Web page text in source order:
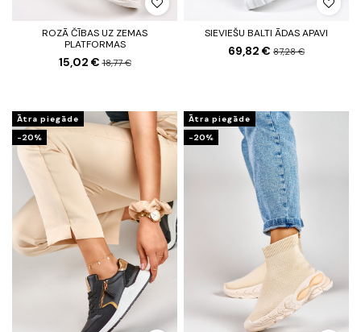
ROZĀ ČĪBAS UZ ZEMAS
PLATFORMAS
15,02 €18,77 €
SIEVIEŠU BALTI ĀDAS APAVI
69,82 € 87,28 €
Ātra piegāde
-20%
Ātra piegāde
-20%